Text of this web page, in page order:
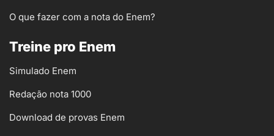
O que fazer com a nota do Enem?
Treine pro Enem
Simulado Enem
Redação nota 1000
Download de provas Enem